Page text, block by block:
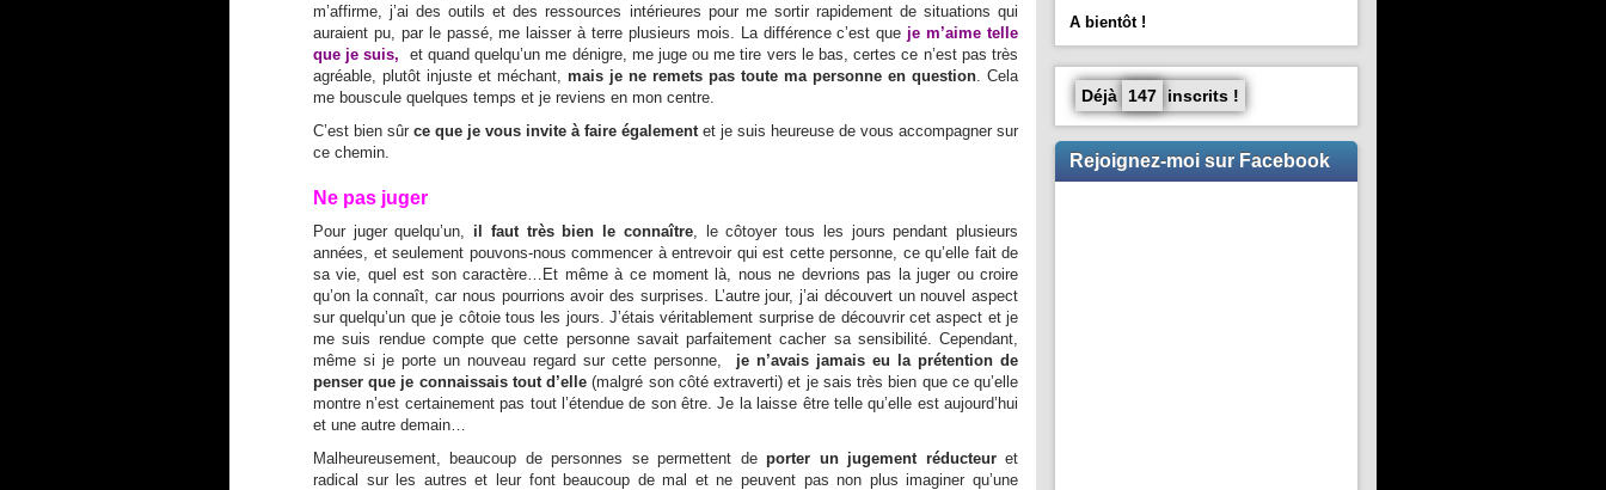
m’affirme, j’ai des outils et des ressources intérieures pour me sortir rapidement de situations qui
auraient pu, par le passé, me laisser à terre plusieurs mois. La différence c’est que je m’aime telle
que je suis,
et quand quelqu’un me dénigre, me juge ou me tire vers le bas, certes ce n’est pas très
agréable, plutôt injuste et méchant, mais je ne remets pas toute ma personne en question . Cela
me bouscule quelques temps et je reviens en mon centre.
C’est bien sûr ce que je vous invite à faire également et je suis heureuse de vous accompagner sur
ce chemin.
Ne pas juger
Pour juger quelqu’un, il faut très bien le connaître, le côtoyer tous les jours pendant plusieurs
années, et seulement pouvons-nous commencer à entrevoir qui est cette personne, ce qu’elle fait de
sa vie, quel est son caractère…Et même à ce moment là, nous ne devrions pas la juger ou croire
qu’on la connaît, car nous pourrions avoir des surprises. L’autre jour, j’ai découvert un nouvel aspect
sur quelqu’un que je côtoie tous les jours. J’étais véritablement surprise de découvrir cet aspect et je
me suis rendue compte que cette personne savait parfaitement cacher sa sensibilité. Cependant,
même si je porte un nouveau regard sur cette personne, je n’avais jamais eu la prétention de
penser que je connaissais tout d’elle (malgré son côté extraverti) et je sais très bien que ce qu’elle
montre n’est certainement pas tout l’étendue de son être. Je la laisse être telle qu’elle est aujourd’hui
et une autre demain…
Malheureusement, beaucoup de personnes se permettent deporter un jugement réducteuret
radical sur les autres et leur font beaucoup de mal et ne peuvent pas non plus imaginer qu’une
A bientôt !
Déjà 147 inscrits !
Rejoignez-moi sur Facebook